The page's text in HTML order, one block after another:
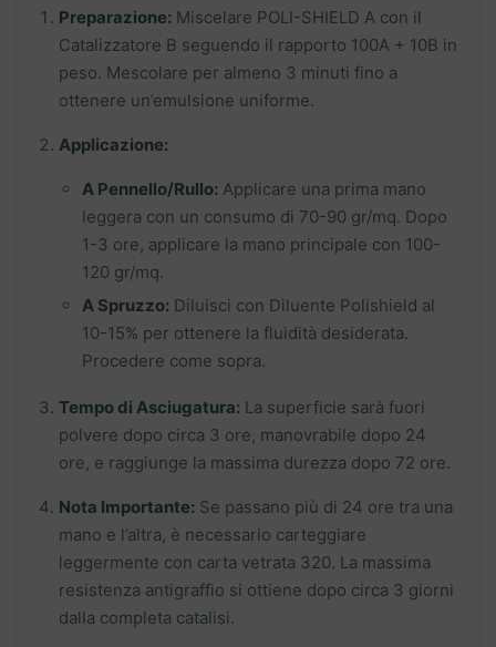
Preparazione: Miscelare POLI-SHIELD A con il
Catalizzatore B seguendo il rapporto 100A + 10B in
peso. Mescolare per almeno 3 minuti fino a
ottenere un’emulsione uniforme.
Applicazione:
A Pennello/Rullo: Applicare una prima mano
leggera con un consumo di 70-90 gr/mq. Dopo
1-3 ore, applicare la mano principale con 100-
120 gr/mq.
A Spruzzo: Diluisci con Diluente Polishield al
10-15% per ottenere la fluidità desiderata.
Procedere come sopra.
Tempo di Asciugatura: La superficie sarà fuori
polvere dopo circa 3 ore, manovrabile dopo 24
ore, e raggiunge la massima durezza dopo 72 ore.
Nota Importante: Se passano più di 24 ore tra una
mano e l’altra, è necessario carteggiare
leggermente con carta vetrata 320. La massima
resistenza antigraffio si ottiene dopo circa 3 giorni
dalla completa catalisi.